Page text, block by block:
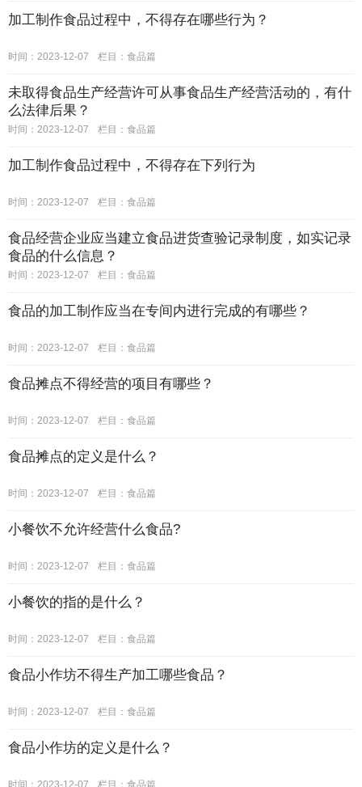
加工制作食品过程中，不得存在哪些行为？
时间：2023-12-07 栏目： 食品篇
未取得食品生产经营许可从事食品生产经营活动的，有什
么法律后果？
时间：2023-12-07 栏目： 食品篇
加工制作食品过程中，不得存在下列行为
时间：2023-12-07 栏目： 食品篇
食品经营企业应当建立食品进货查验记录制度，如实记录
食品的什么信息？
时间：2023-12-07 栏目： 食品篇
食品的加工制作应当在专间内进行完成的有哪些？
时间：2023-12-07 栏目： 食品篇
食品摊点不得经营的项目有哪些？
时间：2023-12-07 栏目： 食品篇
食品摊点的定义是什么？
时间：2023-12-07 栏目： 食品篇
小餐饮不允许经营什么食品?
时间：2023-12-07 栏目： 食品篇
小餐饮的指的是什么？
时间：2023-12-07 栏目： 食品篇
食品小作坊不得生产加工哪些食品？
时间：2023-12-07 栏目： 食品篇
食品小作坊的定义是什么？
时间：2023-12-07 栏目： 食品篇